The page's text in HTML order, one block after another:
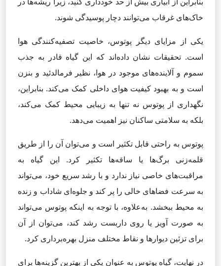
خاک‌های غرقاب می‌توانند دچار پوسیدگی شوند.
یکی از مزایای دیگر پوتوس، خاصیت تصفیه‌کنندگی هوا
است. تحقیقات نشان داده‌اند که این گیاه قادر به جذب
سموم و آلاینده‌های موجود در هوا، نظیر فرمالدئید و بنزن
است و به بهبود کیفیت هوای داخلی کمک می‌کند. بنابراین،
نگهداری از پوتوس نه تنها به زیبایی محیط کمک می‌کند،
بلکه به سلامتی ساکنان نیز اهمیت می‌دهد.
پوتوس به راحتی قابل تکثیر است و می‌توان آن را از طریق
قلمه‌زنی برگ‌ها یا ساقه‌ها تکثیر کرد. این گیاه به
مراقبت‌های خاصی نیاز ندارد و با رشد سریع خود، می‌تواند
به سرعت فضاهای خالی را پر کند و جلوه‌ای شاداب و زنده
به محیط ببخشد. به‌علاوه، با توجه به اینکه پوتوس می‌تواند
به صورت آویز یا روی داربست رشد کند، می‌توان از آن
برای تزئین دیوارها و نقاط مختلف منزل بهره‌برداری کرد.
در نهایت، گیاه پوتوس به عنوان یکی از بهترین گزینه‌ها برای